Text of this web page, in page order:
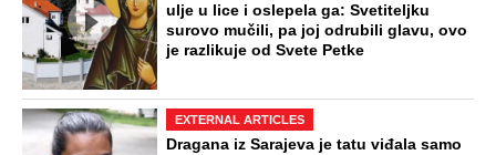
ulje u lice i oslepela ga: Svetiteljku
surovo mučili, pa joj odrubili glavu, ovo
je razlikuje od Svete Petke
EXTERNAL ARTICLES
Dragana iz Sarajeva je tatu viđala samo